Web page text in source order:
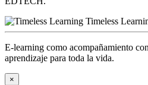
Timeless
E-learning como acompañamiento
aprendizaje para toda la vida.
×